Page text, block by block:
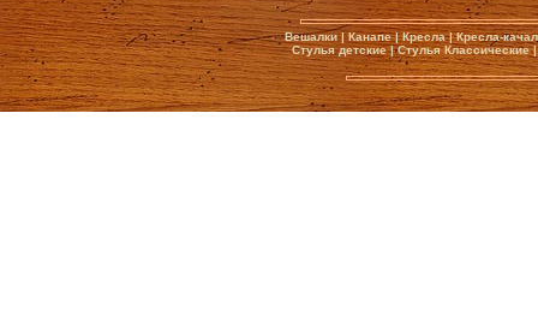
Вешалки|Канапе|Кресла|Кресла-
Стулья детские|Стулья Классические